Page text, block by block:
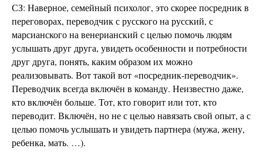
СЗ: Наверное, семейный психолог, это скорее посредник в
переговорах, переводчик с русского на русский, с
марсианского на венерианский с целью помочь людям
услышать друг друга, увидеть особенности и потребности
друг друга, понять, каким образом их можно
реализовывать. Вот такой вот «посредник-переводчик».
Переводчик всегда включён в команду. Неизвестно даже,
кто включён больше. Тот, кто говорит или тот, кто
переводит. Включён, но не с целью навязать свой опыт, а с
целью помочь услышать и увидеть партнера (мужа, жену,
ребенка, мать. …).